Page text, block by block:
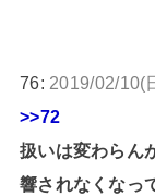
76: 2019/02/10(
>>72
扱いは変わらん
響されなくなっ